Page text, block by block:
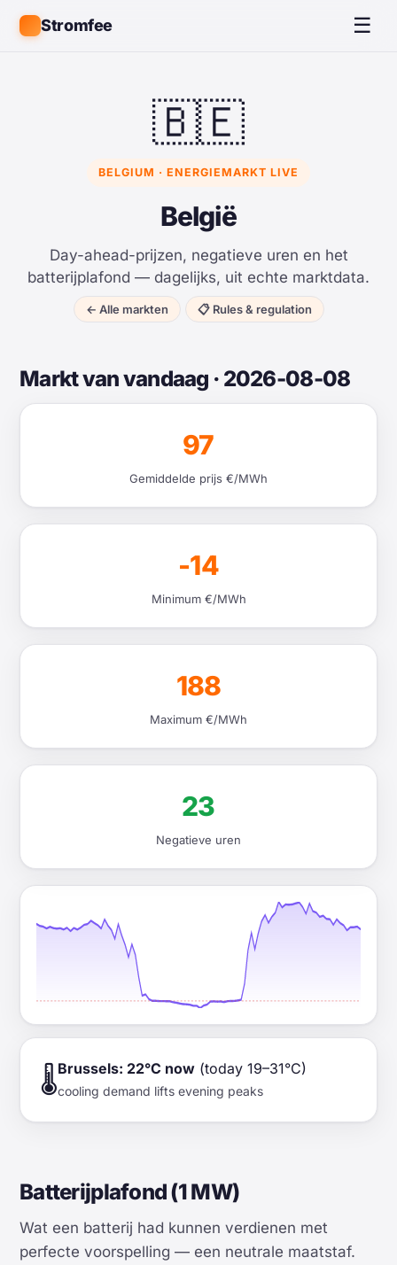
Stromfee ☰
🇧🇪
BELGIUM · ENERGIEMARKT LIVE
België
Day-ahead-prijzen, negatieve uren en het
batterijplafond — dagelijks, uit echte marktdata.
← Alle markten 📋 Rules & regulation
Markt van vandaag · 2026-08-08
97
Gemiddelde prijs €/MWh
-14
Minimum €/MWh
188
Maximum €/MWh
23
Negatieve uren
🌡️Brussels: 22°C now (today 19–31°C)
cooling demand lifts evening peaks
Batterijplafond (1 MW)
Wat een batterij had kunnen verdienen met
perfecte voorspelling — een neutrale maatstaf.